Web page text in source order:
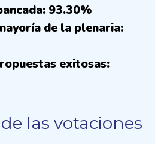
93.30%
de la plenaria:
exitosas:
las votaciones